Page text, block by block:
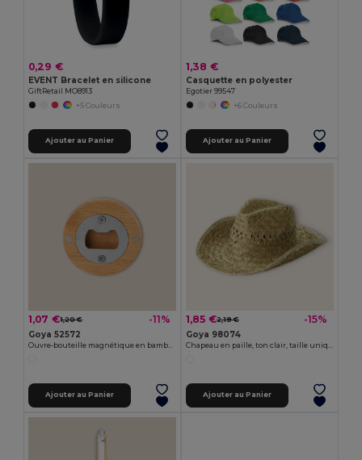
0,29 €
EVENT Bracelet en silicone
GiftRetail MO8913
+5 Couleurs
Ajouter au Panier
1,38 €
Casquette en polyester
Egotier 99547
+6 Couleurs
Ajouter au Panier
1,07 €1,20 € -11%
Goya 52572
Ajouter au Panier
1,85 €2,19 € -15%
Goya 98074
Ajouter au Panier